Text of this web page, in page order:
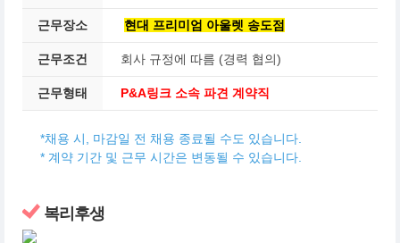
근무장소 현대 프리미엄 아울렛 송도점
근무조건 회사 규정에 따름 (경력 협의)
근무형태 P&A링크 소속 파견 계약직
*채용 시, 마감일 전 채용 종료될 수도 있습니다.
* 계약 기간 및 근무 시간은 변동될 수 있습니다.
복리후생